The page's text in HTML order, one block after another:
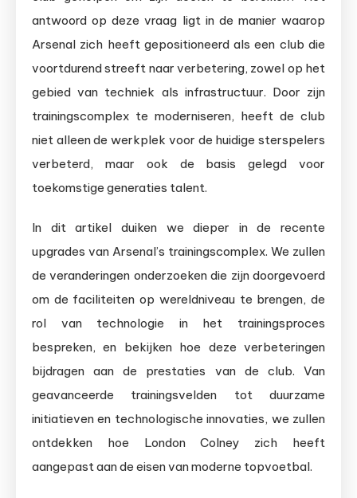
antwoord op deze vraag ligt in de manier waarop
Arsenal zich heeft gepositioneerd als een club die
voortdurend streeft naar verbetering, zowel op het
gebied van techniek als infrastructuur. Door zijn
trainingscomplex te moderniseren, heeft de club
niet alleen de werkplek voor de huidige sterspelers
verbeterd, maar ook de basis gelegd voor
toekomstige generaties talent.
In dit artikel duiken we dieper in de recente
upgrades van Arsenal’s trainingscomplex. We zullen
de veranderingen onderzoeken die zijn doorgevoerd
om de faciliteiten op wereldniveau te brengen, de
rol van technologie in het trainingsproces
bespreken, en bekijken hoe deze verbeteringen
bijdragen aan de prestaties van de club. Van
geavanceerde trainingsvelden tot duurzame
initiatieven en technologische innovaties, we zullen
ontdekken hoe London Colney zich heeft
aangepast aan de eisen van moderne topvoetbal.